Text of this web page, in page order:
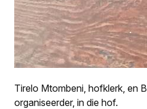
Tirelo Mtombeni, hofklerk, en
organiseerder, in die hof.